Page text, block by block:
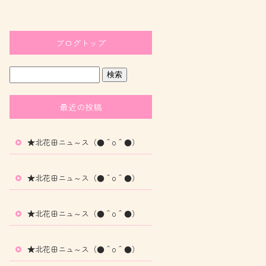
ブログトップ
最近の投稿
★北花田ニュ～ス（●＾o＾●）
★北花田ニュ～ス（●＾o＾●）
★北花田ニュ～ス（●＾o＾●）
★北花田ニュ～ス（●＾o＾●）